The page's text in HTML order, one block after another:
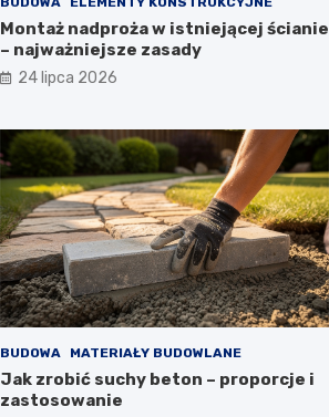
Montaż nadproża w istniejącej ścianie
– najważniejsze zasady
24 lipca 2026
BUDOWA MATERIAŁY BUDOWLANE
Jak zrobić suchy beton – proporcje i
zastosowanie